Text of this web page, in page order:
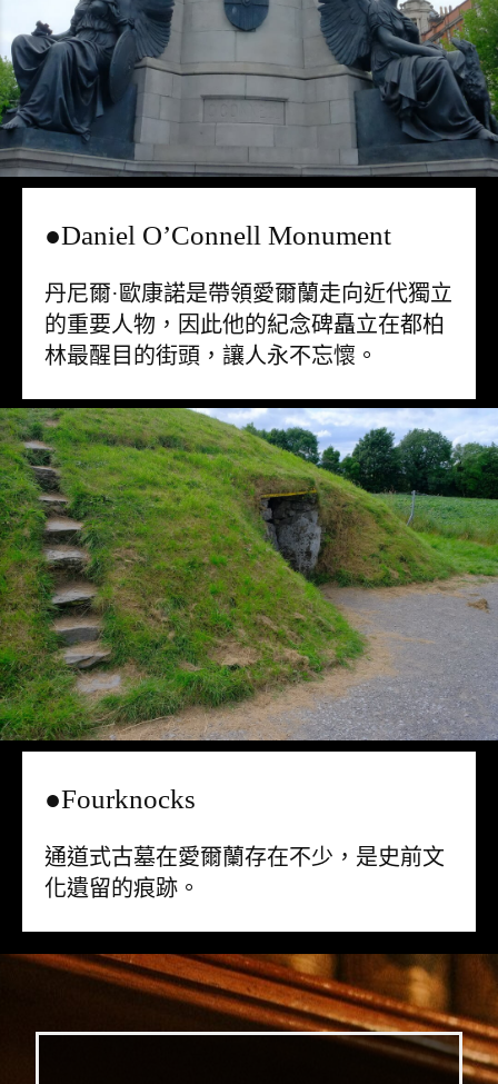
●Daniel O’Connell Monument
丹尼爾·歐康諾是帶領愛爾蘭走向近代獨立
的重要人物，因此他的紀念碑矗立在都柏
林最醒目的街頭，讓人永不忘懷。
●Fourknocks
通道式古墓在愛爾蘭存在不少，是史前文
化遺留的痕跡。